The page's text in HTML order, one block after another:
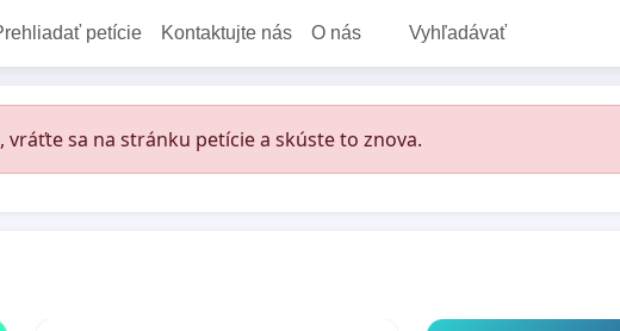
petície Kontaktujte nás O nás Vyhľadávať
vráťte sa na stránku petície a skúste to znova.